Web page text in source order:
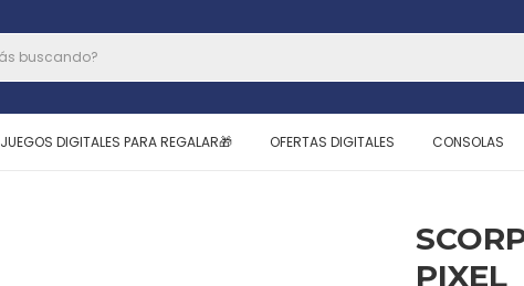
JUEGOS DIGITALES PARA REGALAR🎁 OFERTAS DIGITALES CONSOLAS
PIXEL